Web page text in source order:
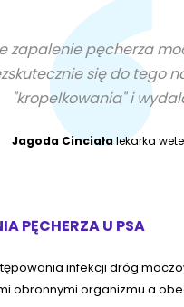
zapalenie pęcherza
się do tego
"kropelkowania" i
Jagoda Cinciałalekarka
PĘCHERZA U PSA
infekcji dróg
obronnymi organizmu a